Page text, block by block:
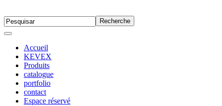
Accueil
KEVEX
Produits
catalogue
portfolio
contact
Espace réservé